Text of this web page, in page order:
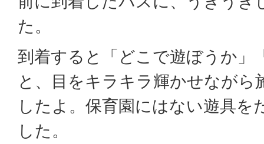
た。
到着すると「どこで遊ぼうか」
と、目をキラキラ輝かせながら
したよ。保育園にはない遊具を
した。